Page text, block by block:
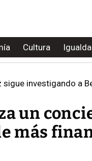
Cultura
sigue investigando a
un
más